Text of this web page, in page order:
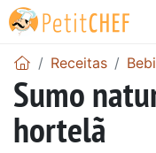
Receitas
Sumo
hortelã